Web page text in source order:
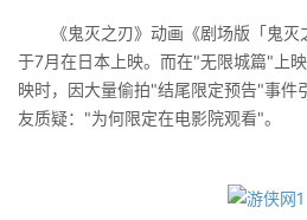
《鬼灭之刃》动画《剧场版「鬼灭
于7月在日本上映。而在"无限城篇"上
映时，因大量偷拍"结尾限定预告"事件
友质疑："为何限定在电影院观看"。